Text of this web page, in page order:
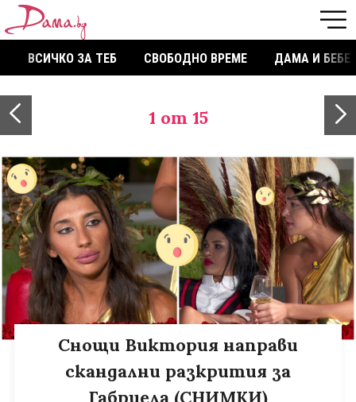
ВСИЧКО ЗА ТЕБ СВОБОДНО ВРЕМЕ ДАМА И БЕБЕ
1 от 15
Снощи Виктория направи
скандални разкрития за
Габриела (СНИМКИ)